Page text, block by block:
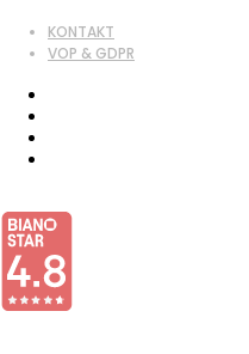
KONTAKT
VOP & GDPR